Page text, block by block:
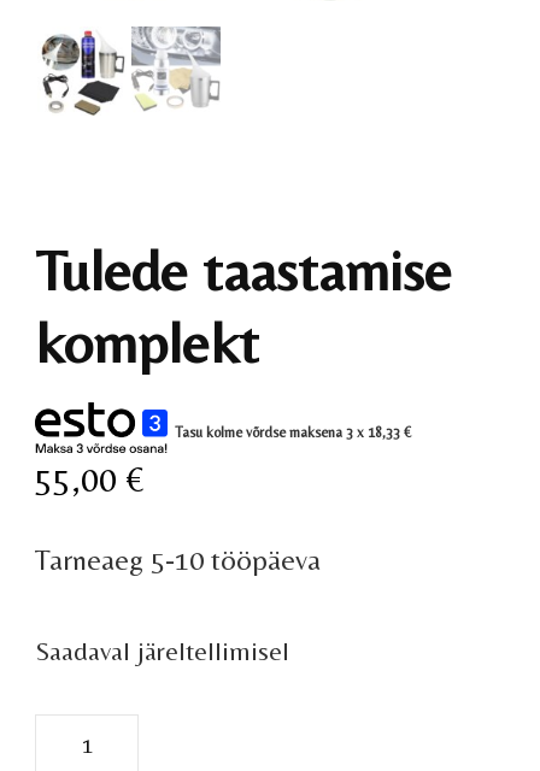
Tulede taastamise
komplekt
Tasu kolme võrdse maksena 3 x 18,33 €
55,00 €
Tarneaeg 5-10 tööpäeva
Saadaval järeltellimisel
Tulede